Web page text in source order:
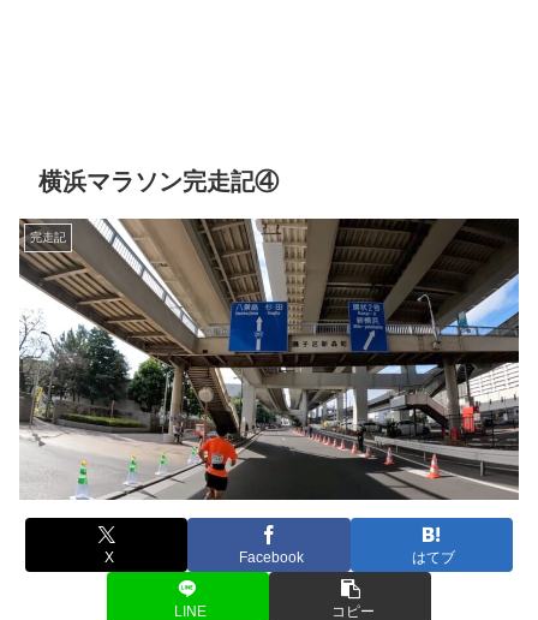
横浜マラソン完走記④
完走記
X Facebook はてブ
LINE コピー